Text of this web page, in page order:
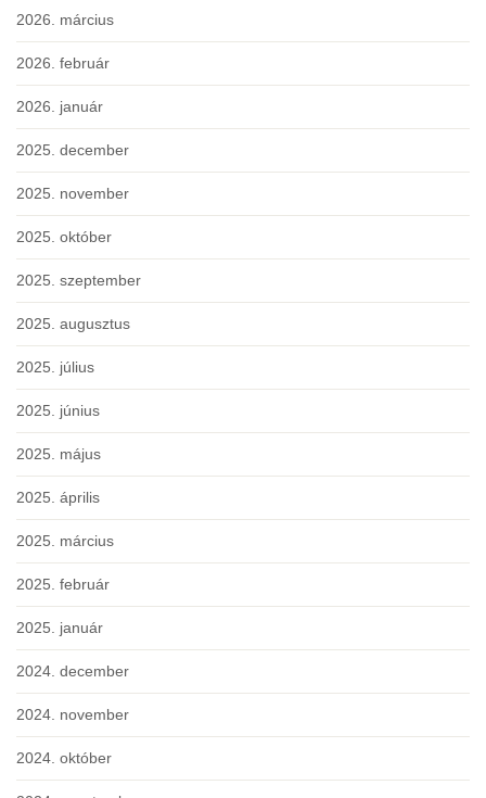
2026. március
2026. február
2026. január
2025. december
2025. november
2025. október
2025. szeptember
2025. augusztus
2025. július
2025. június
2025. május
2025. április
2025. március
2025. február
2025. január
2024. december
2024. november
2024. október